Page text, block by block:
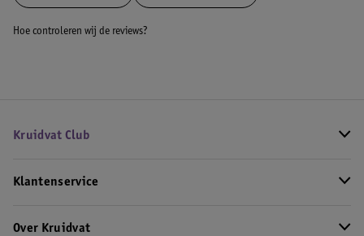
Hoe controleren wij de reviews?
Kruidvat Club
Klantenservice
Over Kruidvat